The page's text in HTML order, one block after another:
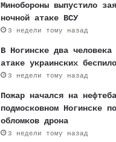
Минобороны выпустило
ночной атаке ВСУ
3 недели тому назад
В Ногинске два человека
атаке украинских
3 недели тому назад
Пожар начался на
подмосковном Ногинске
обломков дрона
3 недели тому назад